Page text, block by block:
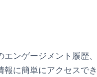
ンゲージメント履歴
に簡単にアクセスで